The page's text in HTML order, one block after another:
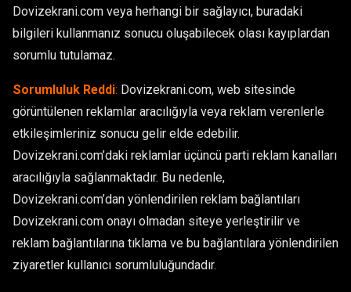
Dovizekrani.com veya herhangi bir sağlayıcı, buradaki
bilgileri kullanmanız sonucu oluşabilecek olası kayıplardan
sorumlu tutulamaz.
Sorumluluk Reddi: Dovizekrani.com, web sitesinde
görüntülenen reklamlar aracılığıyla veya reklam verenlerle
etkileşimleriniz sonucu gelir elde edebilir.
Dovizekrani.com’daki reklamlar üçüncü parti reklam kanalları
aracılığıyla sağlanmaktadır. Bu nedenle,
Dovizekrani.com’dan yönlendirilen reklam bağlantıları
Dovizekrani.com onayı olmadan siteye yerleştirilir ve
reklam bağlantılarına tıklama ve bu bağlantılara yönlendirilen
ziyaretler kullanıcı sorumluluğundadır.